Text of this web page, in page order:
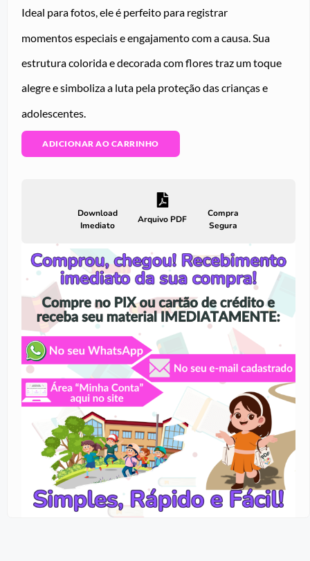
Ideal para fotos, ele é perfeito para registrar
momentos especiais e engajamento com a causa. Sua
estrutura colorida e decorada com flores traz um toque
alegre e simboliza a luta pela proteção das crianças e
adolescentes.
ADICIONAR AO CARRINHO
Download
Imediato
Arquivo PDF
Compra
Segura